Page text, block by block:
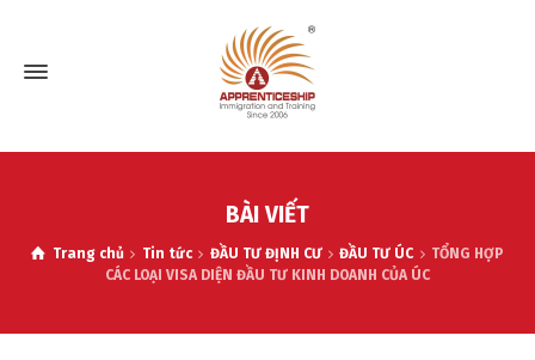
BÀI VIẾT
Trang chủ Tin tức ĐẦU TƯ ĐỊNH CƯ ĐẦU TƯ ÚC
TỔNG HỢP
CÁC LOẠI VISA DIỆN ĐẦU TƯ KINH DOANH CỦA ÚC